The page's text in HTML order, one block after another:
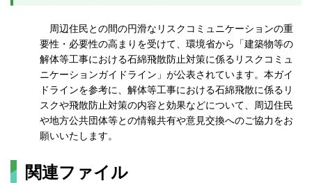
周辺住民との間の円滑なリスクコミュニケーションの重
要性・必要性の高まりを受けて、環境省から「建築物等の
解体等工事における石綿飛散防止対策に係るリスクコミュ
ニケーションガイドライン」が公表されています。本ガイ
ドラインを参考に、解体等工事における石綿飛散に係るリ
スクや飛散防止対策の内容と効果などについて、周辺住民
や地方公共団体等との情報共有や意見交換へのご協力をお
願いいたします。
関連ファイル